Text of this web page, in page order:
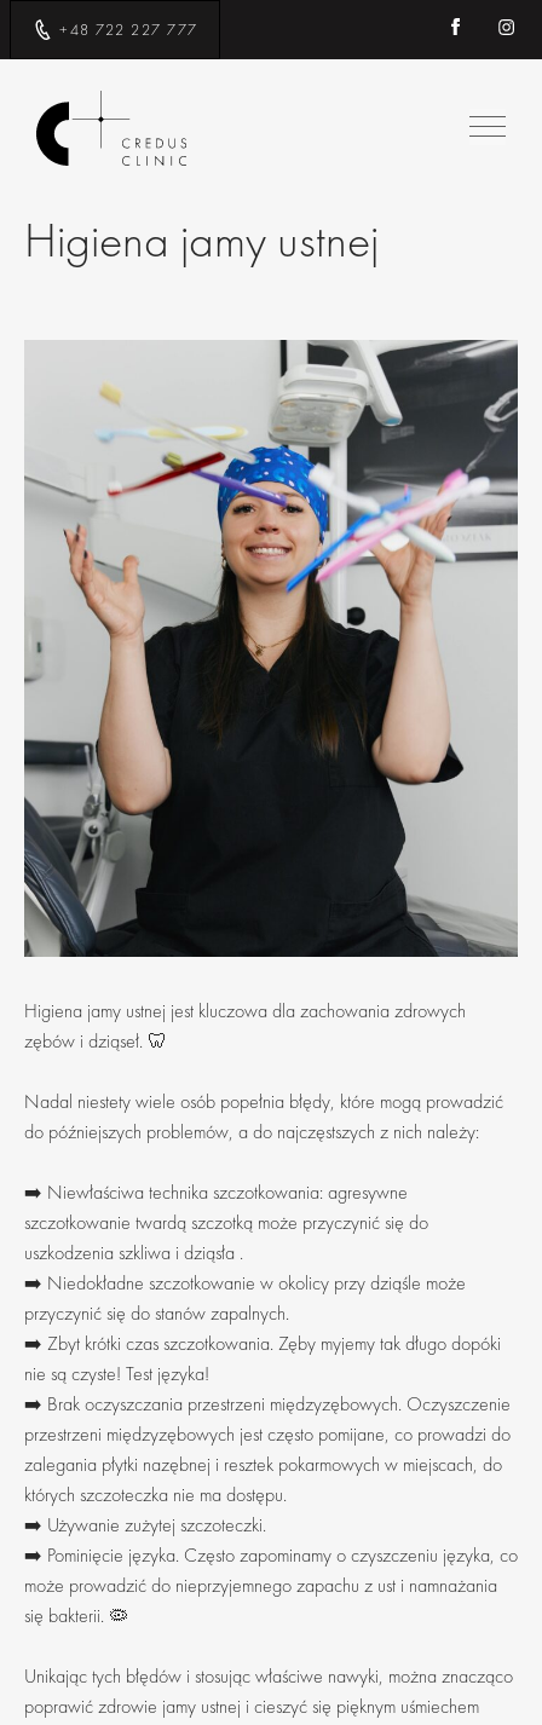
+48 722 227 777
Higiena jamy ustnej
Higiena jamy ustnej jest kluczowa dla zachowania zdrowych
zębów i dziąseł. 🦷
Nadal niestety wiele osób popełnia błędy, które mogą prowadzić
do późniejszych problemów, a do najczęstszych z nich należy:
➡️ Niewłaściwa technika szczotkowania: agresywne
szczotkowanie twardą szczotką może przyczynić się do
uszkodzenia szkliwa i dziąsła .
➡️ Niedokładne szczotkowanie w okolicy przy dziąśle może
przyczynić się do stanów zapalnych.
➡️ Zbyt krótki czas szczotkowania. Zęby myjemy tak długo dopóki
nie są czyste! Test języka!
➡️ Brak oczyszczania przestrzeni międzyzębowych. Oczyszczenie
przestrzeni międzyzębowych jest często pomijane, co prowadzi do
zalegania płytki nazębnej i resztek pokarmowych w miejscach, do
których szczoteczka nie ma dostępu.
➡️ Używanie zużytej szczoteczki.
➡️ Pominięcie języka. Często zapominamy o czyszczeniu języka, co
może prowadzić do nieprzyjemnego zapachu z ust i namnażania
się bakterii. 🦠
Unikając tych błędów i stosując właściwe nawyki, można znacząco
poprawić zdrowie jamy ustnej i cieszyć się pięknym uśmiechem